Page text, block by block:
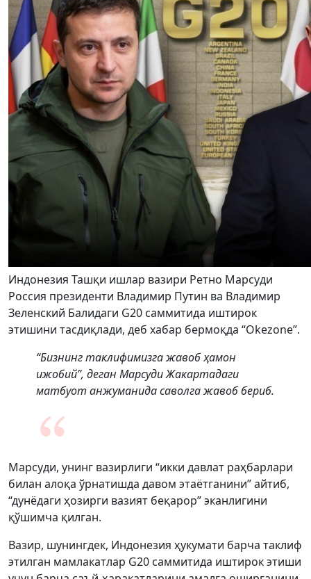
Индонезия Ташқи ишлар вазири Ретно Марсуди
Россия президенти Владимир Путин ва Владимир
Зеленский Балидаги G20 саммитида иштирок
этишини тасдиқлади, деб хабар бермоқда “Okezone”.
“Бизнинг таклифимизга жавоб ҳамон
ижобий”, деган Марсуди Жакартадаги
матбуот анжуманида саволга жавоб бериб.
Марсуди, унинг вазирлиги “икки давлат раҳбарлари
билан алоқа ўрнатишда давом этаётганини” айтиб,
“дунёдаги ҳозирги вазият беқарор” эканлигини
қўшимча қилган.
Вазир, шунингдек, Индонезия ҳукумати барча таклиф
этилган мамлакатлар G20 саммитида иштирок этиши